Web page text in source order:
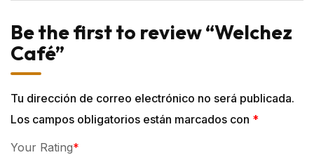
Be the first to review “Welchez
Café”
Tu dirección de correo electrónico no será publicada.
Los campos obligatorios están marcados con *
Your Rating*